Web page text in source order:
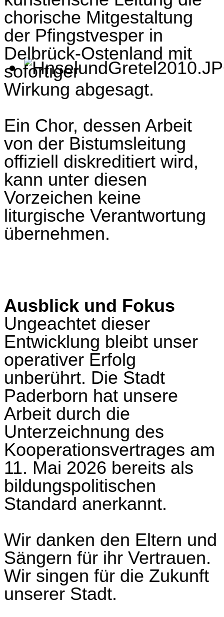
chorische Mitgestaltung
der Pfingstvesper in
Delbrück-Ostenland mit
sofortiger
Wirkung abgesagt.
Ein Chor, dessen Arbeit
von der Bistumsleitung
offiziell diskreditiert wird,
kann unter diesen
Vorzeichen keine
liturgische Verantwortung
übernehmen.
Ausblick und Fokus
Ungeachtet dieser
Entwicklung bleibt unser
operativer Erfolg
unberührt. Die Stadt
Paderborn hat unsere
Arbeit durch die
Unterzeichnung des
Kooperationsvertrages am
11. Mai 2026 bereits als
bildungspolitischen
Standard anerkannt.
Wir danken den Eltern und
Sängern für ihr Vertrauen.
Wir singen für die Zukunft
unserer Stadt.